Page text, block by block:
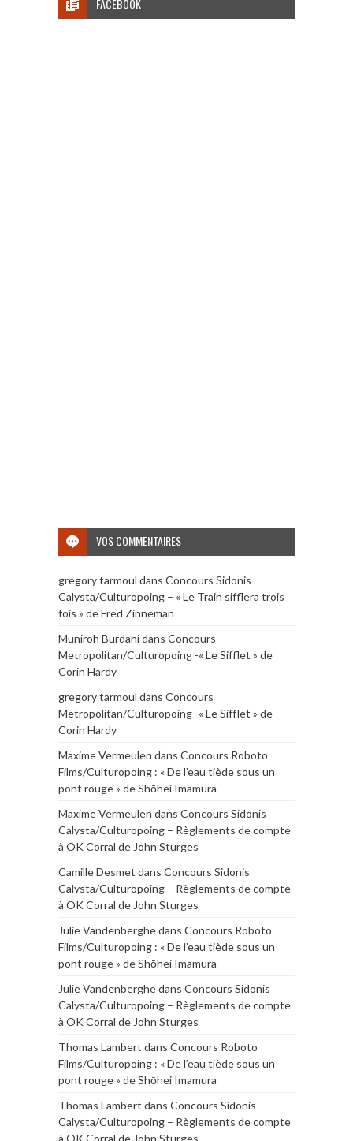
FACEBOOK
VOS COMMENTAIRES
gregory tarmoul dans Concours Sidonis
Calysta/Culturopoing – « Le Train sifflera trois
fois » de Fred Zinneman
Muniroh Burdanidans Concours
Metropolitan/Culturopoing -« Le Sifflet » de
Corin Hardy
gregory tarmoul dans Concours
Metropolitan/Culturopoing -« Le Sifflet » de
Corin Hardy
Maxime Vermeulen dans Concours Roboto
Films/Culturopoing : « De l’eau tiède sous un
pont rouge » de Shōhei Imamura
Maxime Vermeulen dans Concours Sidonis
Calysta/Culturopoing – Règlements de compte
à OK Corral de John Sturges
Camille Desmet dans Concours Sidonis
Calysta/Culturopoing – Règlements de compte
à OK Corral de John Sturges
Julie Vandenberghedans Concours Roboto
Films/Culturopoing : « De l’eau tiède sous un
pont rouge » de Shōhei Imamura
Julie Vandenberghedans Concours Sidonis
Calysta/Culturopoing – Règlements de compte
à OK Corral de John Sturges
Thomas Lambert dans Concours Roboto
Films/Culturopoing : « De l’eau tiède sous un
pont rouge » de Shōhei Imamura
Thomas Lambert dans Concours Sidonis
Calysta/Culturopoing – Règlements de compte